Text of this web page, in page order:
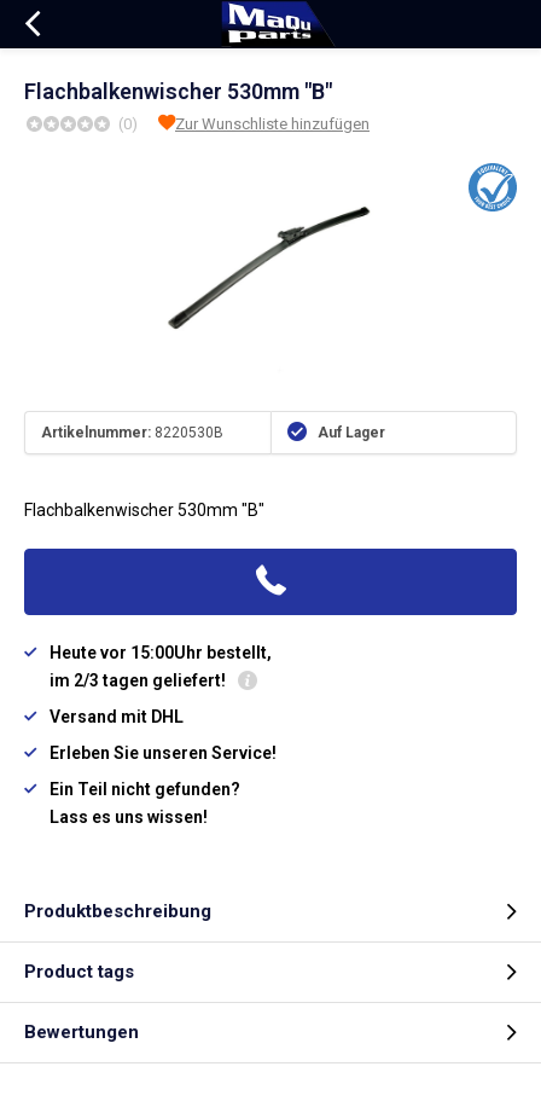
Flachbalkenwischer 530mm "B"
(0) Zur Wunschliste hinzufügen
Artikelnummer: 8220530B Auf Lager
Flachbalkenwischer 530mm "B"
Heute vor 15:00Uhr bestellt,
im 2/3 tagen geliefert!
Versand mit DHL
Erleben Sie unseren Service!
Ein Teil nicht gefunden?
Lass es uns wissen!
Produktbeschreibung
Product tags
Bewertungen